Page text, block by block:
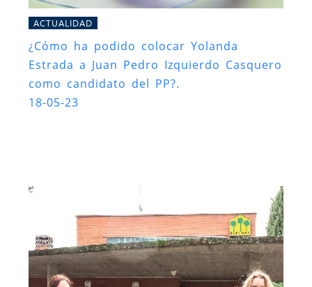
ACTUALIDAD
¿Cómo ha podido colocar Yolanda
Estrada a Juan Pedro Izquierdo Casquero
como candidato del PP?.
18-05-23